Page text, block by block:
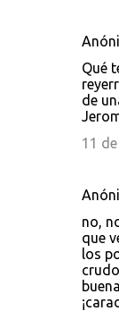
Qué
de
11
no,
que
los